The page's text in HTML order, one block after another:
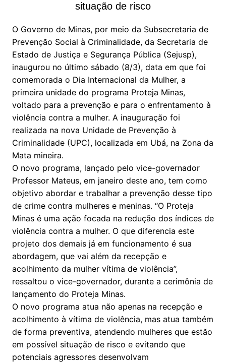
situação de risco
O Governo de Minas, por meio da Subsecretaria de
Prevenção Social à Criminalidade, da Secretaria de
Estado de Justiça e Segurança Pública (Sejusp),
inaugurou no último sábado (8/3), data em que foi
comemorada o Dia Internacional da Mulher, a
primeira unidade do programa Proteja Minas,
voltado para a prevenção e para o enfrentamento à
violência contra a mulher. A inauguração foi
realizada na nova Unidade de Prevenção à
Criminalidade (UPC), localizada em Ubá, na Zona da
Mata mineira.
O novo programa, lançado pelo vice-governador
Professor Mateus, em janeiro deste ano, tem como
objetivo abordar e trabalhar a prevenção desse tipo
de crime contra mulheres e meninas. “O Proteja
Minas é uma ação focada na redução dos índices de
violência contra a mulher. O que diferencia este
projeto dos demais já em funcionamento é sua
abordagem, que vai além da recepção e
acolhimento da mulher vítima de violência”,
ressaltou o vice-governador, durante a cerimônia de
lançamento do Proteja Minas.
O novo programa atua não apenas na recepção e
acolhimento à vítima de violência, mas atua também
de forma preventiva, atendendo mulheres que estão
em possível situação de risco e evitando que
potenciais agressores desenvolvam